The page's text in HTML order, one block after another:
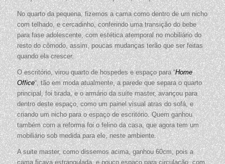
No quarto da pequena, fizemos a cama como dentro de um nicho
com telhado, e cercadinho, conferindo uma transição do bebe
para fase adolescente, com estética atemporal no mobiliário do
resto do cômodo, assim, poucas mudanças terão que ser feitas
quando ela crescer.
O escritório, virou quarto de hospedes e espaço para “Home
Office“, tão em moda atualmente, a parede que separa o quarto
principal, foi tirada, e o armário da suíte master, avançou para
dentro deste espaço, como um painel visual atras do sofá, e
criando um nicho para o espaço de escritório. Quem ganhou
também com a reforma foi o felino da casa, que agora tem um
mobiliário sob medida para ele, neste ambiente.
A suite master, como dissemos acima, ganhou 60cm, pois a
cama ficava estrangulada, e pouco espaço para circulação, com